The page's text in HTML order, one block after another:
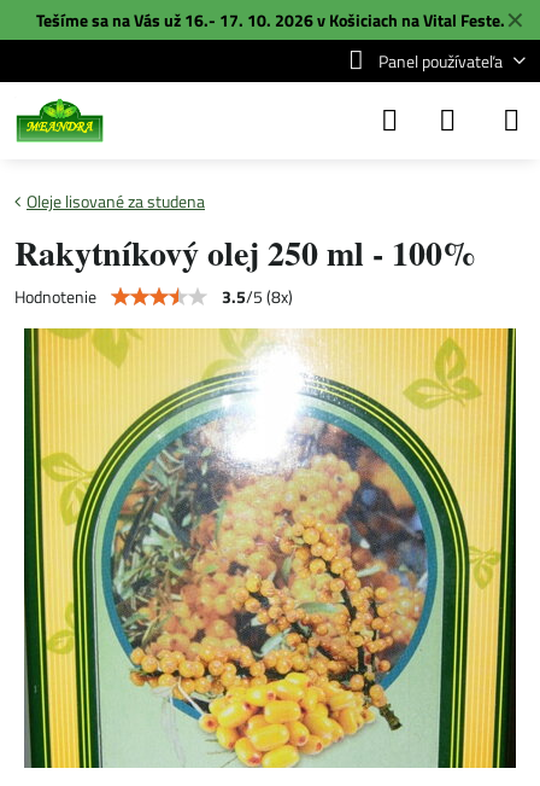
✕
Tešíme sa na Vás už 16.- 17. 10. 2026 v Košiciach naVital Feste.
Panel používateľa
Oleje lisované za studena
Rakytníkový olej 250 ml - 100%
Hodnotenie 3.5/5(8x)